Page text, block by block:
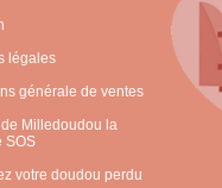
légales
générale de ventes
Milledoudou la
SOS
votre doudou perdu